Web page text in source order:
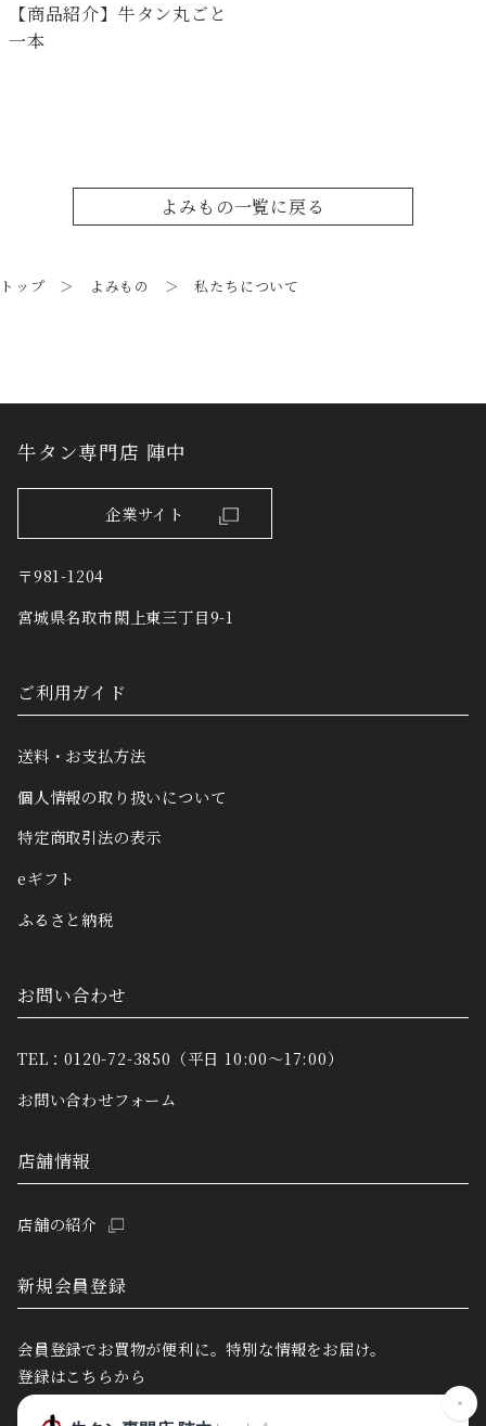
【商品紹介】牛タン丸ごと
一本
よみもの一覧に戻る
トップ ＞ よみもの ＞ 私たちについて
牛タン専門店 陣中
企業サイト
〒981-1204
宮城県名取市閖上東三丁目9-1
ご利用ガイド
送料・お支払方法
個人情報の取り扱いについて
特定商取引法の表示
eギフト
ふるさと納税
お問い合わせ
TEL：0120-72-3850（平日 10:00～17:00）
お問い合わせフォーム
店舗情報
店舗の紹介
新規会員登録
会員登録でお買物が便利に。特別な情報をお届け。
登録はこちらから